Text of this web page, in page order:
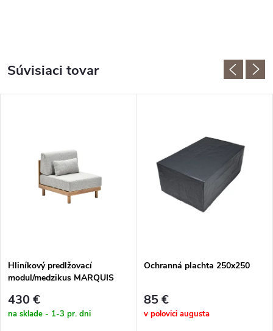
Súvisiaci tovar
Hliníkový predlžovací
modul/medzikus MARQUIS
430 €
na sklade - 1-3 pr. dni
Ochranná plachta 250x250
85 €
v polovici augusta